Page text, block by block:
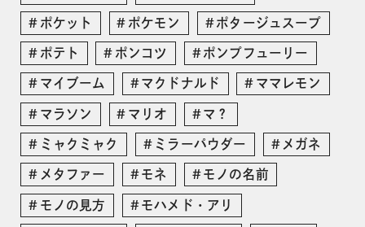
ポケット ポケモン ポタージュスープ
ポテト ポンコツ ポンプフューリー
マイブーム マクドナルド ママレモン
マラソン マリオ マ？
ミャクミャク ミラーパウダー メガネ
メタファー モネ モノの名前
モノの見方 モハメド・アリ